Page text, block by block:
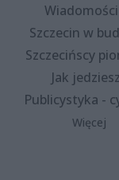
Wiadomości
Szczecin w
Szczecińscy
Jak
Publicystyka -
Więcej